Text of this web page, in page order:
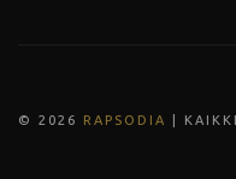
© 202 6 RAPSODIA |